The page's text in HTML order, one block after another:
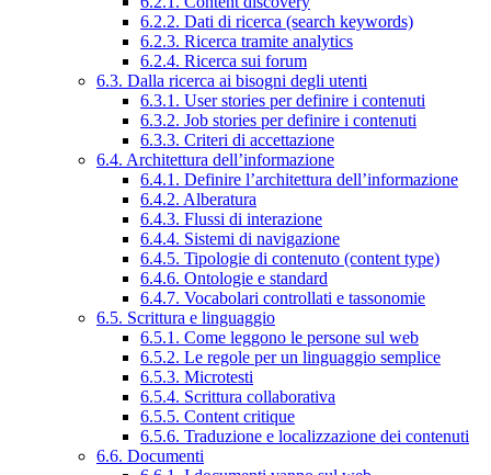
6.2.2. Dati di ricerca (search keywords)
6.2.3. Ricerca tramite analytics
6.2.4. Ricerca sui forum
6.3. Dalla ricerca ai bisogni degli utenti
6.3.1. User stories per definire i contenuti
6.3.2. Job stories per definire i contenuti
6.3.3. Criteri di accettazione
6.4. Architettura dell’informazione
6.4.1. Definire l’architettura dell’informazione
6.4.2. Alberatura
6.4.3. Flussi di interazione
6.4.4. Sistemi di navigazione
6.4.5. Tipologie di contenuto (content type)
6.4.6. Ontologie e standard
6.4.7. Vocabolari controllati e tassonomie
6.5. Scrittura e linguaggio
6.5.1. Come leggono le persone sul web
6.5.2. Le regole per un linguaggio semplice
6.5.3. Microtesti
6.5.4. Scrittura collaborativa
6.5.5. Content critique
6.5.6. Traduzione e localizzazione dei contenuti
6.6. Documenti